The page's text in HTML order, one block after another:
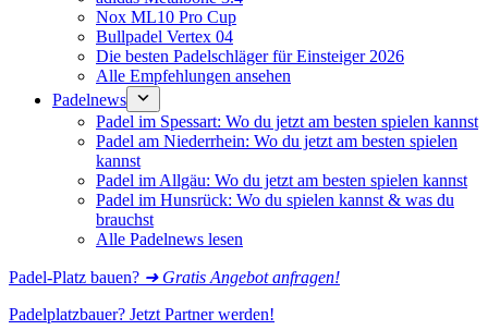
Nox ML10 Pro Cup
Bullpadel Vertex 04
Die besten Padelschläger für Einsteiger 2026
Alle Empfehlungen ansehen
Padelnews
Padel im Spessart: Wo du jetzt am besten spielen kannst
Padel am Niederrhein: Wo du jetzt am besten spielen
kannst
Padel im Allgäu: Wo du jetzt am besten spielen kannst
Padel im Hunsrück: Wo du spielen kannst & was du
brauchst
Alle Padelnews lesen
Padel-Platz bauen? ➜ Gratis Angebot anfragen!
Padelplatzbauer? Jetzt Partner werden!